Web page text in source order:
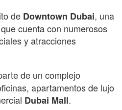
de Downtown Dubai, una
cuenta con numerosos
y atracciones
de un complejo
apartamentos de lujo
Dubai Mall.